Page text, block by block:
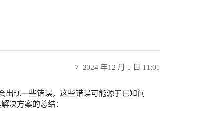
2024 年12 月 5 日 11:05
7
出现一些错误，这些错误可能源于已知问
决方案的总结：